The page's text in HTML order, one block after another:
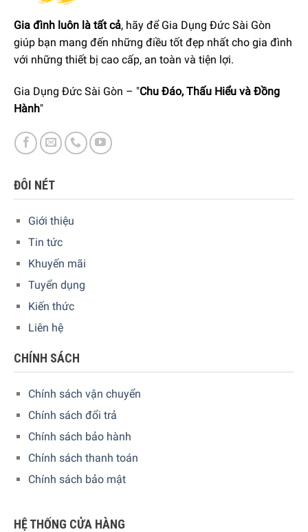
Gia đình luôn là tất cả, hãy để Gia Dụng Đức Sài Gòn
giúp bạn mang đến những điều tốt đẹp nhất cho gia đình
với những thiết bị cao cấp, an toàn và tiện lợi.
Gia Dụng Đức Sài Gòn – "Chu Đáo, Thấu Hiểu và Đồng
Hành"
ĐÔI NÉT
Giới thiệu
Tin tức
Khuyến mãi
Tuyển dụng
Kiến thức
Liên hệ
CHÍNH SÁCH
Chính sách vận chuyển
Chính sách đổi trả
Chính sách bảo hành
Chính sách thanh toán
Chính sách bảo mật
HỆ THỐNG CỬA HÀNG